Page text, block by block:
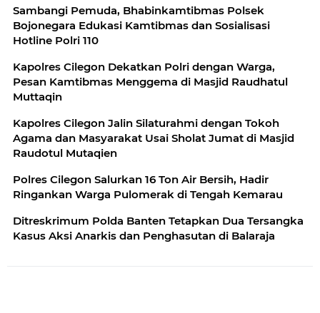
Sambangi Pemuda, Bhabinkamtibmas Polsek
Bojonegara Edukasi Kamtibmas dan Sosialisasi
Hotline Polri 110
Kapolres Cilegon Dekatkan Polri dengan Warga,
Pesan Kamtibmas Menggema di Masjid Raudhatul
Muttaqin
Kapolres Cilegon Jalin Silaturahmi dengan Tokoh
Agama dan Masyarakat Usai Sholat Jumat di Masjid
Raudotul Mutaqien
Polres Cilegon Salurkan 16 Ton Air Bersih, Hadir
Ringankan Warga Pulomerak di Tengah Kemarau
Ditreskrimum Polda Banten Tetapkan Dua Tersangka
Kasus Aksi Anarkis dan Penghasutan di Balaraja